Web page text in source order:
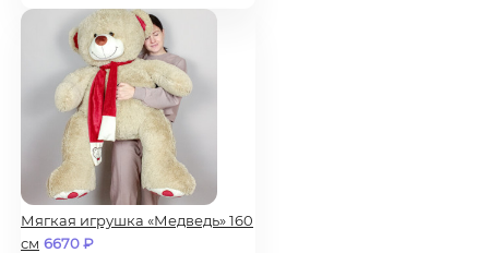
Мягкая игрушка «Медведь» 160
см 6670₽